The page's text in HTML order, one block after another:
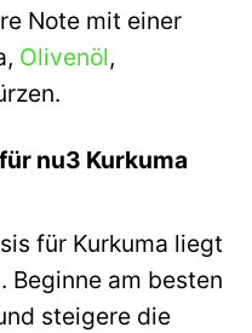
Note mit einer
Olivenöl,
nu3 Kurkuma
für Kurkuma liegt
Beginne am besten
steigere die